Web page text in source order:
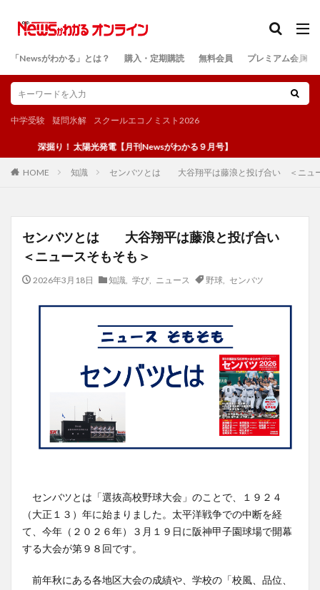
「Newsがわかる」とは？ 購入・定期購読 無料会員 プレミアム会員
中学受験 疑問氷解 スクールエコノミスト2026
深掘り！ 太陽光発電【月刊Newsがわかる９月号】
HOME 知識 センバツとは 大谷翔平は藤浪と投げ合い ＜ニュ
センバツとは 大谷翔平は藤浪と投げ合い
＜ニュースそもそも＞
2026年3月18日 知識 学び ニュース 野球, センバツ
センバツとは「選抜高校野球大会」のことで、１９２４
（大正１３）年に始まりました。太平洋戦争での中断を経
て、今年（２０２６年）３月１９日に阪神甲子園球場で開幕
する大会が第９８回です。
前年秋にある各地区大会の成績や、学校の「校風、品位、
検索